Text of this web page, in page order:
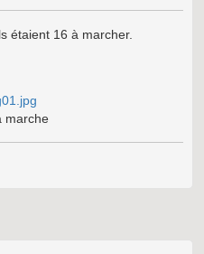
étaient 16 à marcher.
marche